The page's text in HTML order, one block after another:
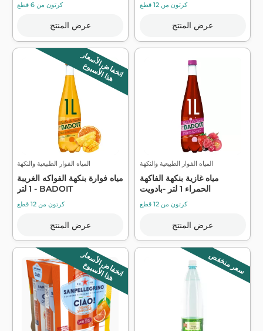
كرتون من 6 قطع
عرض المنتج
كرتون من 12 قطع
عرض المنتج
انخفاض الأسعار
هذا الأسبوع
المياه الفوار الطبيعية والنكهة
مياه فوارة بنكهة الفواكه الغريبة
1 لتر - BADOIT
كرتون من 12 قطع
عرض المنتج
المياه الفوار الطبيعية والنكهة
مياه غازية بنكهة الفاكهة
الحمراء 1 لتر -بادويت
كرتون من 12 قطع
عرض المنتج
انخفاض الأسعار
هذا الأسبوع سعر منخفض